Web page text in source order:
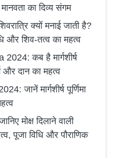
का दिव्य संगम
क्यों मनाई जाती है?
और शिव-तत्व का महत्व
कब है मार्गशीर्ष
और दान का महत्व
जानें मार्गशीर्ष पूर्णिमा
मोक्ष दिलाने वाली
पूजा विधि और पौराणिक